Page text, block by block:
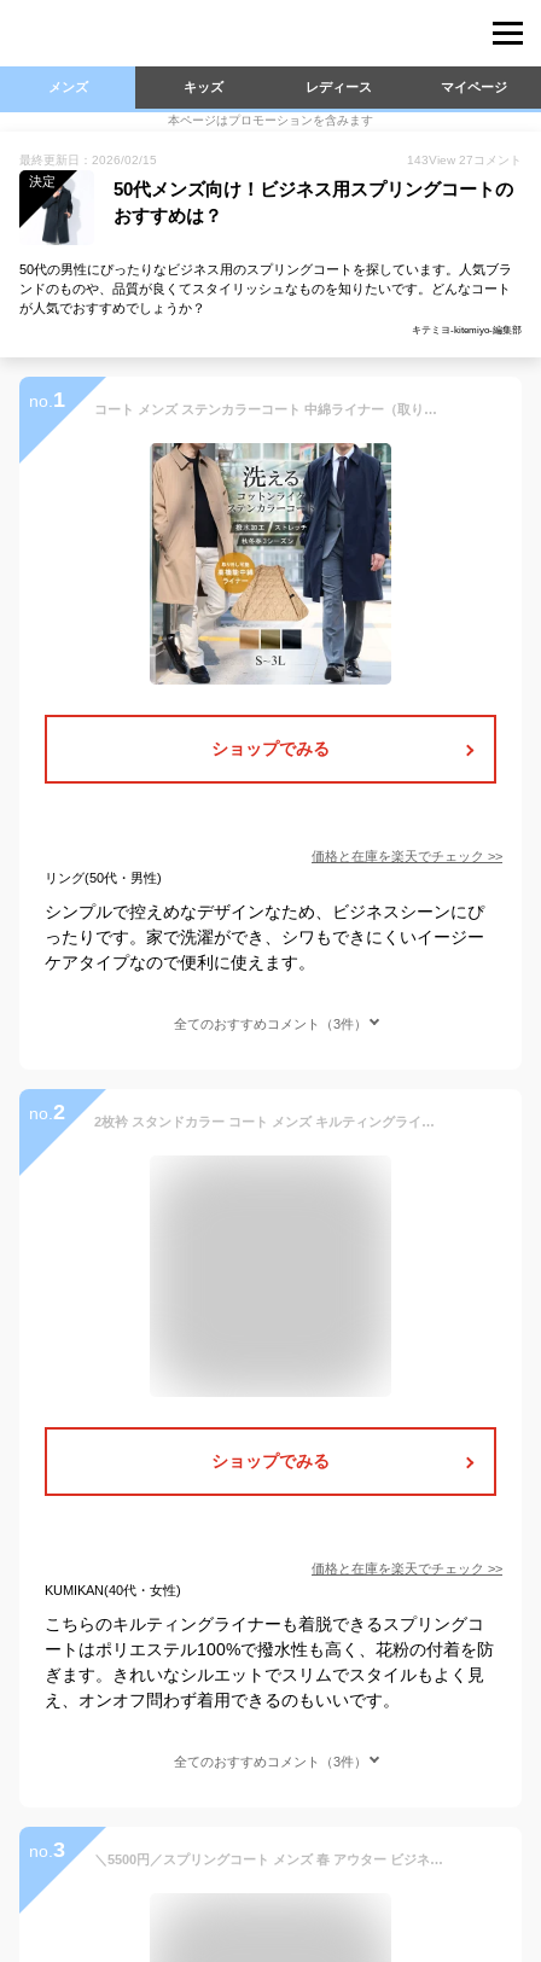
メンズ キッズ レディース マイページ
本ページはプロモーションを含みます
最終更新日：2026/02/15 143View 27 コメント
決定
50代メンズ向け！ビジネス用スプリングコートの
おすすめは？
50代の男性にぴったりなビジネス用のスプリングコートを探しています。人気ブラ
ンドのものや、品質が良くてスタイリッシュなものを知りたいです。どんなコート
が人気でおすすめでしょうか？
キテミヨ-kitemiyo-編集部
no. 1 コート メンズ ステンカラーコート 中綿ライナー（取り外し可能） 綿ライク 洗える ストレッチ 撥水加工 ビジネスコート スプリングコート スリーシーズン アウター スーツコート ハーフコート
ショップでみる
価格と在庫を楽天でチェック >>
リング(50代・男性)
シンプルで控えめなデザインなため、ビジネスシーンにぴ
ったりです。家で洗濯ができ、シワもできにくいイージー
ケアタイプなので便利に使えます。
全てのおすすめコメント（3件）
no. 2 2枚衿 スタンドカラー コート メンズ キルティングライナー着脱 ハーフコート スプリングコート ビジネス カジュアル スリム＆レギュラーフィット A体〜BB体 ポリエステル100％ 秋冬春
ショップでみる
価格と在庫を楽天でチェック >>
KUMIKAN(40代・女性)
こちらのキルティングライナーも着脱できるスプリングコ
ートはポリエステル100%で撥水性も高く、花粉の付着を防
ぎます。きれいなシルエットでスリムでスタイルもよく見
え、オンオフ問わず着用できるのもいいです。
全てのおすすめコメント（3件）
no. 3 ＼5500円／スプリングコート メンズ 春 アウター ビジネス コート 薄手 ビッグシルエット ステンカラーコート シンプル ロングコート 大人 通勤 春服 秋服 無地 ロングジャケット 紳士服 30代 40代 50代 ロング丈 カッコイイ スプリング 仕事